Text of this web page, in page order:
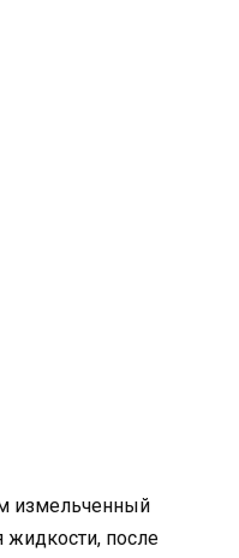
измельченный
жидкости, после